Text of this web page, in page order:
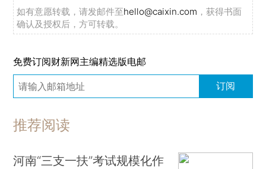
如有意愿转载，请发邮件至hello@caixin.com ，获得书面
确认及授权后，方可转载。
免费订阅财新网主编精选版电邮
订阅
推荐阅读
河南“三支一扶”考试规模化作